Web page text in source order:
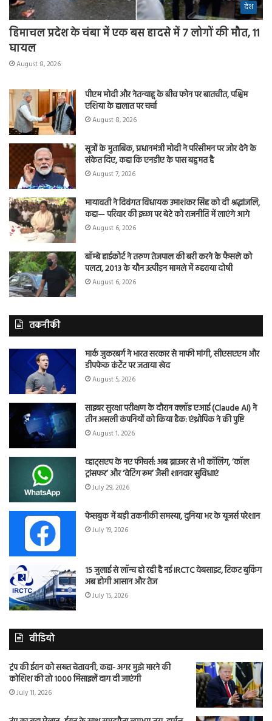
देश
हिमाचल प्रदेश के चंबा में एक बस हादसे में 7 लोगों की मौत, 11
घायल
August 8, 2026
पीएम मोदी और नेतन्याहू के बीच फोन पर बातचीत, पश्चिम
एशिया के हालात पर चर्चा
August 8, 2026
सूत्रों के मुताबिक, प्रधानमंत्री मोदी ने परिसीमन पर जोर देने के
संकेत दिए, कहा कि एनडीए के पास बहुमत है
August 7, 2026
मायावती ने दिवंगत विधायक उमाशंकर सिंह को दी श्रद्धांजलि,
कहा— परिवार की इच्छा पर बेटे को राजनीति में लाएंगे आगे
August 6, 2026
बॉम्बे हाईकोर्ट ने तरुण तेजपाल की बरी करने के फैसले को
पलटा, 2013 के यौन उत्पीड़न मामले में ठहराया दोषी
August 6, 2026
तकनीकी
मार्क जुकरबर्ग ने भारत सरकार से माफी मांगी, सीएसएएम और
डीपफेक कंटेंट पर जताया खेद
August 5, 2026
साइबर सुरक्षा परीक्षण के दौरान क्लॉड एआई (Claude AI) ने
तीन असली कंपनियों को किया हैक: एंथ्रोपिक ने की पुष्टि
August 1, 2026
व्हाट्सएप के नए फीचर्स: अब ब्राउजर से भी कॉलिंग, ‘कॉल
ट्रांसफर’ और ‘वेटिंग रूम’ जैसी शानदार सुविधाएं
July 29, 2026
फेसबुक में बड़ी तकनीकी समस्या, दुनिया भर के यूजर्स परेशान
July 19, 2026
15 जुलाई से लॉन्च हो रही है नई IRCTC वेबसाइट, टिकट बुकिंग
अब होगी आसान और तेज
July 15, 2026
वीडियो
ट्रंप की ईरान को सख्त चेतावनी, कहा- अगर मुझे मारने की
कोशिश की तो 1000 मिसाइलें दाग दी जाएंगी
July 11, 2026